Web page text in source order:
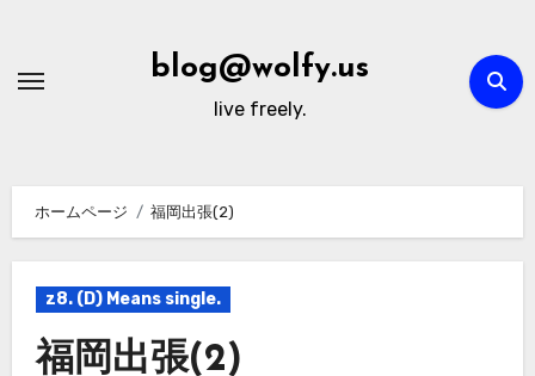
blog@wolfy.us
live freely.
ホームページ 福岡出張(2)
z8. (D) Means single.
福岡出張(2)